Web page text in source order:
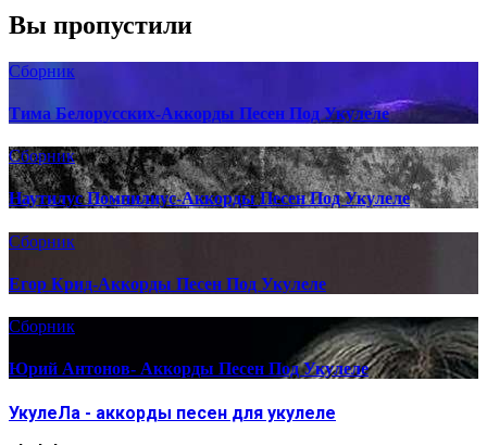
Вы пропустили
Сборник
Тима Белорусских-Аккорды Песен Под Укулеле
Сборник
Наутилус Помпилиус-Аккорды Песен Под Укулеле
Сборник
Егор Крид-Аккорды Песен Под Укулеле
Сборник
Юрий Антонов- Аккорды Песен Под Укулеле
УкулеЛа - аккорды песен для укулеле